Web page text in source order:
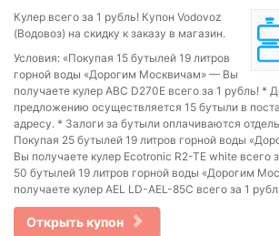
Кулер всего за 1 рубль! Купон Vodovoz
(Водовоз) на скидку к заказу в магазин.
Условия: «Покупая 15 бутылей 19 литров
горной воды «Дорогим Москвичам» — Вы
получаете кулер ABC D270E всего за 1 рубль! *
предложению осуществляется 15 бутыли в
адресу. * Залоги за бутыли оплачиваются
Покупая 25 бутылей 19 литров горной воды
Вы получаете кулер Ecotronic R2-TE white всего
50 бутылей 19 литров горной воды «Дорогим
получаете кулер AEL LD-AEL-85C всего за 1
Открыть купон